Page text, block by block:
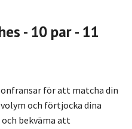
- 10 par - 11
för att matcha din
och förtjocka dina
bekväma att